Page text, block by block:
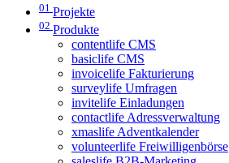
01 Projekte
02 Produkte
contentlife CMS
basiclife CMS
invoicelife Fakturierung
surveylife Umfragen
invitelife Einladungen
contactlife Adressverwaltung
xmaslife Adventkalender
volunteerlife Freiwilligenbörse